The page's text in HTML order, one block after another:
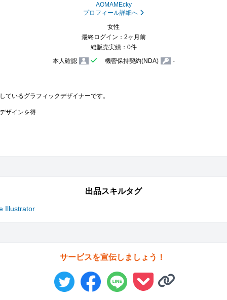
AOMAMEcky
プロフィール詳細へ
女性
最終ログイン：2ヶ月前
総販売実績：0件
本人確認
機密保持契約(NDA) -
ているグラフィックデザイナーです。
ザインを得
出品スキルタグ
Illustrator
サービスを宣伝しましょう！